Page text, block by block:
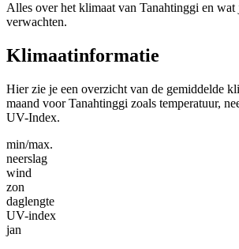
Alles over het klimaat van Tanahtinggi en wat
verwachten.
Klimaatinformatie
Hier zie je een overzicht van de gemiddelde
maand voor Tanahtinggi zoals temperatuur,
UV-Index.
min/max.
neerslag
wind
zon
daglengte
UV-index
jan